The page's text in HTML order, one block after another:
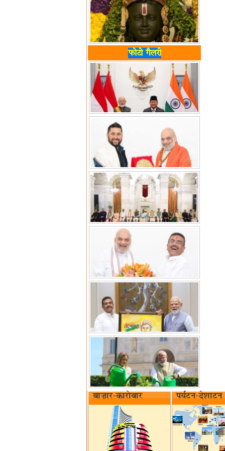
फोटो गैलरी
बाज़ार-कारोबार पर्यटन-देशाटन